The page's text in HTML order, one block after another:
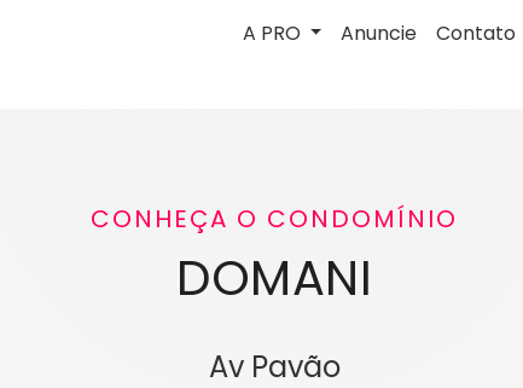
A PRO Anuncie Contato
CONHEÇA O CONDOMÍNIO
DOMANI
Av Pavão